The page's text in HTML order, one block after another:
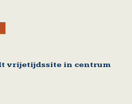
vrijetijdssite in centrum